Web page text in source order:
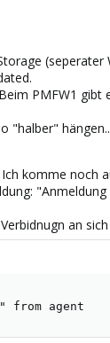
PMFW1 gibt
"halber"
komme
an
from agent